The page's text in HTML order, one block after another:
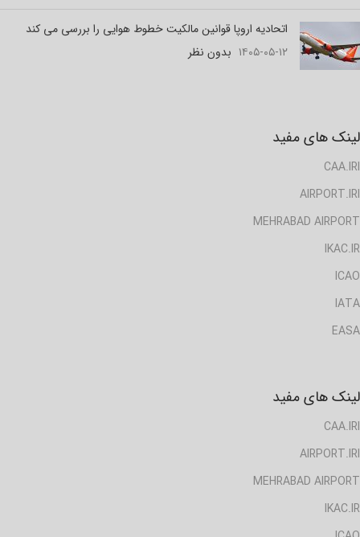
اتحادیه اروپا قوانین مالکیت خطوط هوایی را بررسی می کند
۱۴۰۵-۰۵-۱۲ بدون نظر
لینک های مفید
CAA.IRI
AIRPORT.IRI
MEHRABAD AIRPORT
IKAC.IR
ICAO
IATA
EASA
لینک های مفید
CAA.IRI
AIRPORT.IRI
MEHRABAD AIRPORT
IKAC.IR